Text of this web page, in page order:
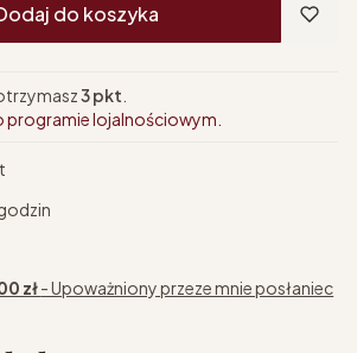
do koszyka
3 pkt
programie lojalnościowym.
zł- Upoważniony przeze mnie posłaniec